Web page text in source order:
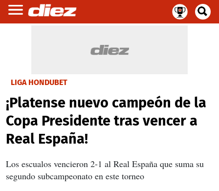
LIGA HONDUBET
¡Platense nuevo campeón de la
Copa Presidente tras vencer a
Real España!
Los escualos vencieron 2-1 al Real España que suma su
segundo subcampeonato en este torneo